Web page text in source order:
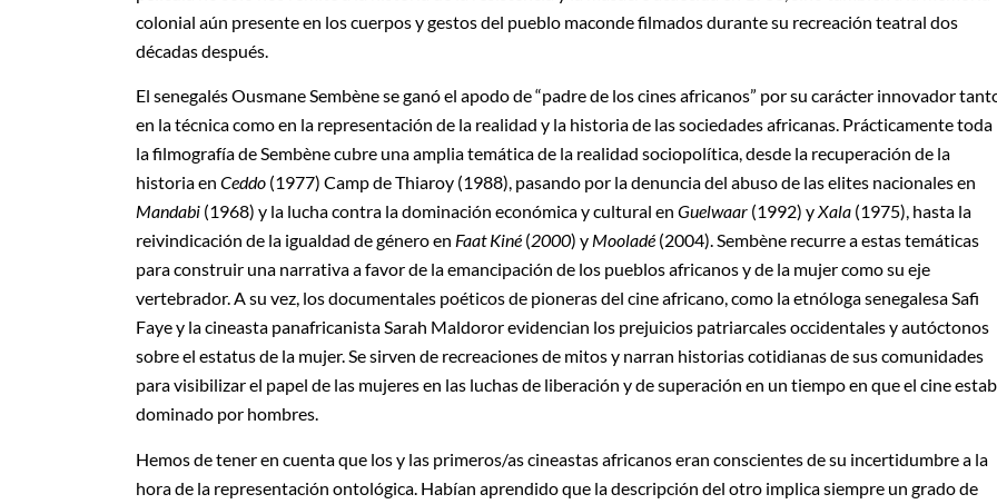
colonial aún presente en los cuerpos y gestos del pueblo maconde filmados durante su recreación teatral dos
décadas después.
El senegalés Ousmane Sembène se ganó el apodo de “padre de los cines africanos” por su carácter innovador
en la técnica como en la representación de la realidad y la historia de las sociedades africanas. Prácticamente toda
la filmografía de Sembène cubre una amplia temática de la realidad sociopolítica, desde la recuperación de la
historia en Ceddo (1977) Camp de Thiaroy (1988), pasando por la denuncia del abuso de las elites nacionales en
Mandabi (1968) y la lucha contra la dominación económica y cultural en Guelwaar (1992) yXala (1975), hasta la
reivindicación de la igualdad de género en Faat Kiné (2000) y Mooladé (2004). Sembène recurre a estas temáticas
para construir una narrativa a favor de la emancipación de los pueblos africanos y de la mujer como su eje
vertebrador. A su vez, los documentales poéticos de pioneras del cine africano, como la etnóloga senegalesa Safi
Faye y la cineasta panafricanista Sarah Maldoror evidencian los prejuicios patriarcales occidentales y autóctonos
sobre el estatus de la mujer. Se sirven de recreaciones de mitos y narran historias cotidianas de sus comunidades
para visibilizar el papel de las mujeres en las luchas de liberación y de superación en un tiempo en que el cine
dominado por hombres.
Hemos de tener en cuenta que los y las primeros/as cineastas africanos eran conscientes de su incertidumbre a la
hora de la representación ontológica. Habían aprendido que la descripción del otro implica siempre un grado de